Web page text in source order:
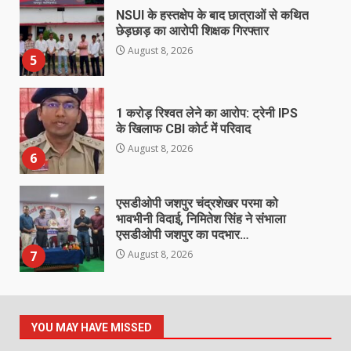
5
NSUI के हस्तक्षेप के बाद छात्राओं से कथित
छेड़छाड़ का आरोपी शिक्षक गिरफ्तार
August 8, 2026
6
1 करोड़ रिश्वत लेने का आरोप: ट्रेनी IPS
के खिलाफ CBI कोर्ट में परिवाद
August 8, 2026
7
एसडीओपी जशपुर चंद्रशेखर परमा को
भावभीनी विदाई, निमितेश सिंह ने संभाला
एसडीओपी जशपुर का पदभार…
August 8, 2026
गिरफ्तार, भेजा जेल
YOU MAY HAVE MISSED